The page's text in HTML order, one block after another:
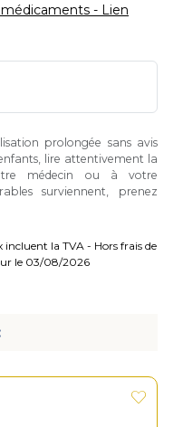
- Lien
prolongée sans avis
lire attentivement la
médecin ou à votre
surviennent, prenez
la TVA - Hors frais de
le 03/08/2026